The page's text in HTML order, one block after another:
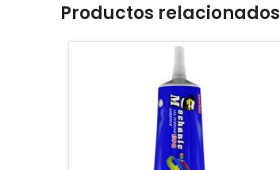
Productos relacionados